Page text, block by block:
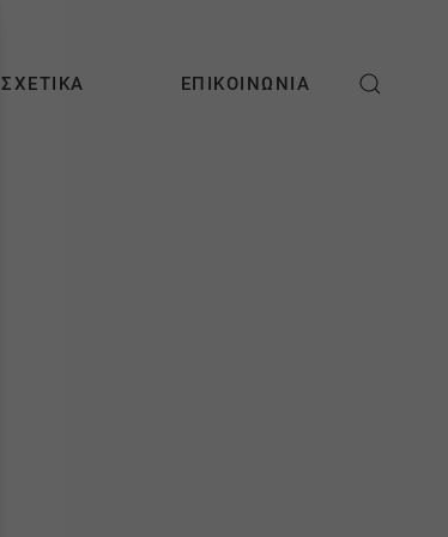
ΣΧΕΤΙΚΆ ΕΠΙΚΟΙΝΩΝΊΑ